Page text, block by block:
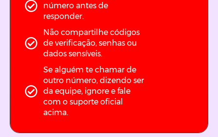
número antes de
responder.
Não compartilhe códigos
de verificação, senhas ou
dados sensíveis.
Se alguém te chamar de
outro número, dizendo ser
da equipe, ignore e fale
com o suporte oficial
acima.